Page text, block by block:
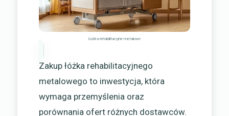
Łóżka rehabilitacyjne metalowe
Zakup łóżka rehabilitacyjnego
metalowego to inwestycja, która
wymaga przemyślenia oraz
porównania ofert różnych dostawców.